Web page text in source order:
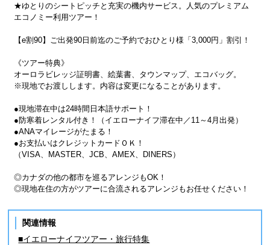
★ゆとりのシートピッチと充実の機内サービス。人気のプレミアム
エコノミー利用ツアー！
【e割90】ご出発90日前迄のご予約でおひとり様「3,000円」割引！
《ツアー特典》
オーロラビレッジ証明書、絵葉書、タウンマップ、エコバッグ。
※現地でお渡しします。内容は変更になることがあります。
●現地滞在中は24時間日本語サポート！
●防寒着レンタル付き！（イエローナイフ滞在中／11～4月出発）
●ANAマイレージがたまる！
●お支払いはクレジットカードＯＫ！
（VISA、MASTER、JCB、AMEX、DINERS）
◎カナダの他の都市を巡るアレンジもOK！
◎現地在住の方がツアーに合流されるアレンジもお任せください！
関連情報
■イエローナイフツアー・旅行特集